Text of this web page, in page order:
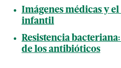
Imágenes médicas y
infantil
Resistencia
de los antibióticos